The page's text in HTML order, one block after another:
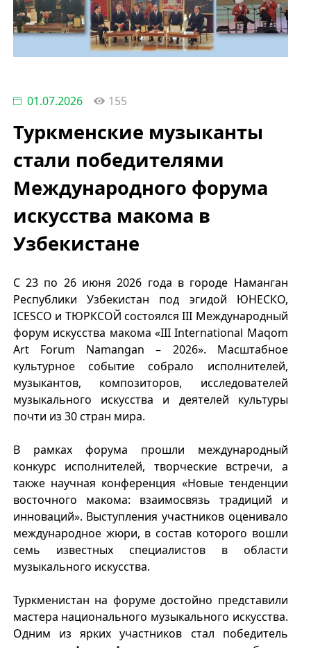
01.07.2026 155
Туркменские музыканты
стали победителями
Международного форума
искусства макома в
Узбекистане
С 23 по 26 июня 2026 года в городе Наманган
Республики Узбекистан под эгидой ЮНЕСКО,
ICESCO и ТЮРКСОЙ состоялся III Международный
форум искусства макома «III International Maqom
Art Forum Namangan – 2026». Масштабное
культурное событие собрало исполнителей,
музыкантов, композиторов, исследователей
музыкального искусства и деятелей культуры
почти из 30 стран мира.
В рамках форума прошли международный
конкурс исполнителей, творческие встречи, а
также научная конференция «Новые тенденции
восточного макома: взаимосвязь традиций и
инноваций». Выступления участников оценивало
международное жюри, в состав которого вошли
семь известных специалистов в области
музыкального искусства.
Туркменистан на форуме достойно представили
мастера национального музыкального искусства.
Одним из ярких участников стал победитель